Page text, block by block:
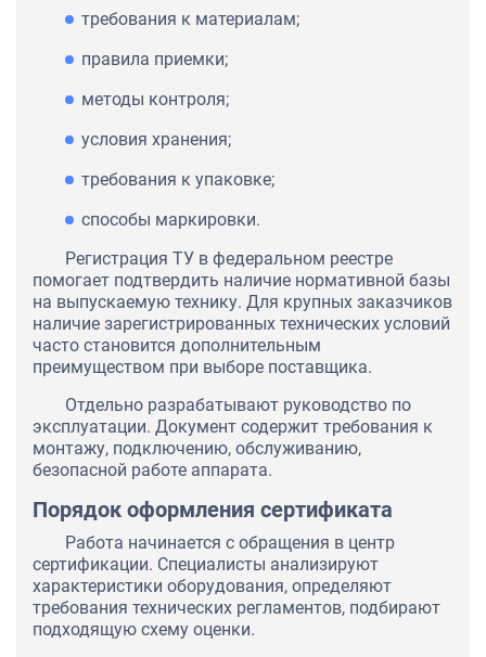
требования к материалам;
правила приемки;
методы контроля;
условия хранения;
требования к упаковке;
способы маркировки.
Регистрация ТУ в федеральном реестре
помогает подтвердить наличие нормативной базы
на выпускаемую технику. Для крупных заказчиков
наличие зарегистрированных технических условий
часто становится дополнительным
преимуществом при выборе поставщика.
Отдельно разрабатывают руководство по
эксплуатации. Документ содержит требования к
монтажу, подключению, обслуживанию,
безопасной работе аппарата.
Порядок оформления сертификата
Работа начинается с обращения в центр
сертификации. Специалисты анализируют
характеристики оборудования, определяют
требования технических регламентов, подбирают
подходящую схему оценки.